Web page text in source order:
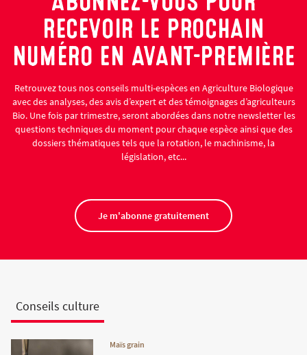
RECEVOIR LE PROCHAIN
NUMÉRO EN AVANT-PREMIÈRE
Retrouvez tous nos conseils multi-espèces en Agriculture Biologique
avec des analyses, des avis d’expert et des témoignages d’agriculteurs
Bio. Une fois par trimestre, seront abordées dans notre newsletter les
questions techniques du moment pour chaque espèce ainsi que des
dossiers thématiques tels que la rotation, le machinisme, la
législation, etc...
Je m'abonne gratuitement
Conseils culture
Maïs grain